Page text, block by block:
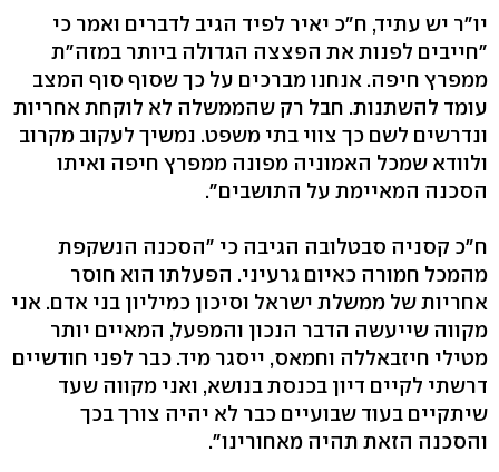
יו"ר יש עתיד, ח"כ יאיר לפיד הגיב לדברים ואמר כי
"חייבים לפנות את הפצצה הגדולה ביותר במזה"ת
ממפרץ חיפה. אנחנו מברכים על כך שסוף סוף המצב
עומד להשתנות. חבל רק שהממשלה לא לוקחת אחריות
ונדרשים לשם כך צווי בתי משפט. נמשיך לעקוב מקרוב
ולוודא שמכל האמוניה מפונה ממפרץ חיפה ואיתו
הסכנה המאיימת על התושבים".
ח"כ קסניה סבטלובה הגיבה כי "הסכנה הנשקפת
מהמכל חמורה כאיום גרעיני. הפעלתו הוא חוסר
אחריות של ממשלת ישראל וסיכון כמיליון בני אדם. אני
מקווה שייעשה הדבר הנכון והמפעל, המאיים יותר
מטילי חיזבאללה וחמאס, ייסגר מיד. כבר לפני חודשיים
דרשתי לקיים דיון בכנסת בנושא, ואני מקווה שעד
שיתקיים בעוד שבועיים כבר לא יהיה צורך בכך
והסכנה הזאת תהיה מאחורינו".